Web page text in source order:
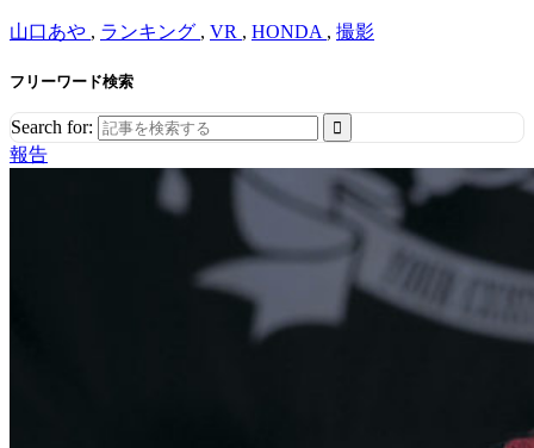
山口あや , ランキング , VR , HONDA , 撮影
フリーワード検索
Search for:
報告